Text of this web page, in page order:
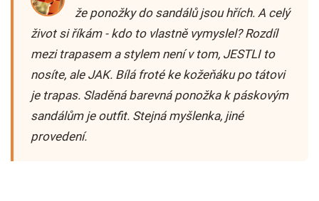
že ponožky do sandálů jsou hřích. A celý
život si říkám - kdo to vlastně vymyslel? Rozdíl
mezi trapasem a stylem není v tom, JESTLI to
nosíte, ale JAK. Bílá froté ke kožeňáku po tátovi
je trapas. Sladěná barevná ponožka k páskovým
sandálům je outfit. Stejná myšlenka, jiné
provedení.